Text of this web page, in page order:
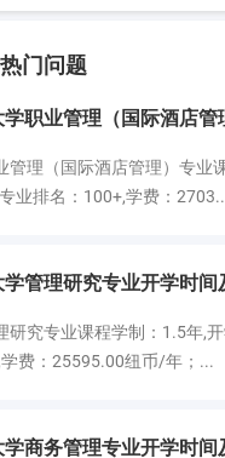
门问题
职业管理（国际酒店管
管理（国际酒店管理）专业
业排名：100+,学费：
管理研究专业开学时间
研究专业课程学制：1.5年,
费：25595.00纽币/年；...
商务管理专业开学时间